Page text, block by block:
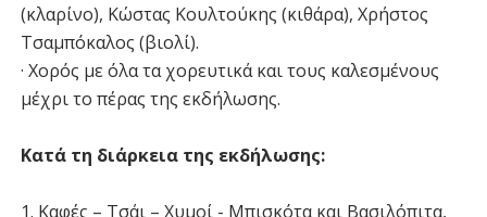
(κλαρίνο), Κώστας Κουλτούκης (κιθάρα), Χρήστος
Τσαμπόκαλος (βιολί).
· Χορός με όλα τα χορευτικά και τους καλεσμένους
μέχρι το πέρας της εκδήλωσης.
Κατά τη διάρκεια της εκδήλωσης:
1. Καφές – Τσάι – Χυμοί - Μπισκότα και Βασιλόπιτα,